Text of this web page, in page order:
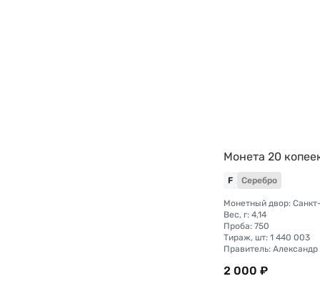
Монета 20
F Серебро
Вес, г: 4,14
Проба: 750
Тираж, шт: 1 440 003
Правитель: Александр
2 000 ₽